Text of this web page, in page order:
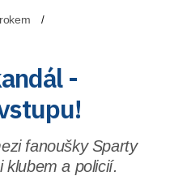
-
fanoušky Sparty
klubem a policií.